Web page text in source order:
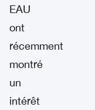
EAU
ont
récemment
montré
un
intérêt